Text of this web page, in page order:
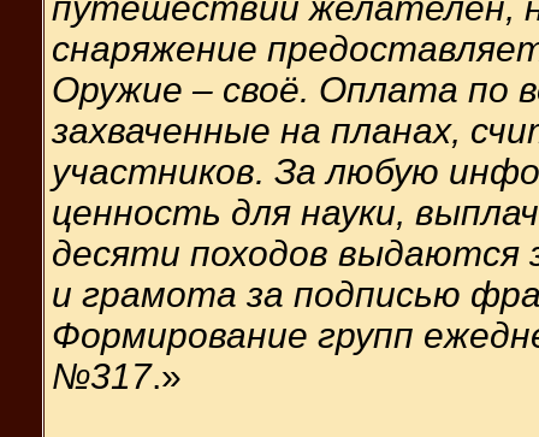
путешествий желателен,
снаряжение
Оружие – своё. Оплата по
захваченные на планах,
участников. За любую
ценность для науки,
десяти походов выдаются
и грамота за подписью
Формирование групп
№317.»